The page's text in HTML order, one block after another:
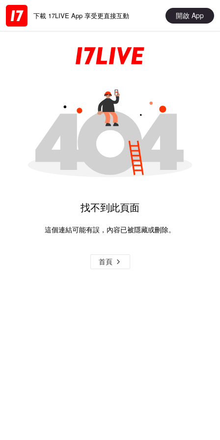
下載 17LIVE App 享受更直接互動 開啟 App
找不到此頁面
這個連結可能有誤，內容已被隱藏或刪除。
首頁